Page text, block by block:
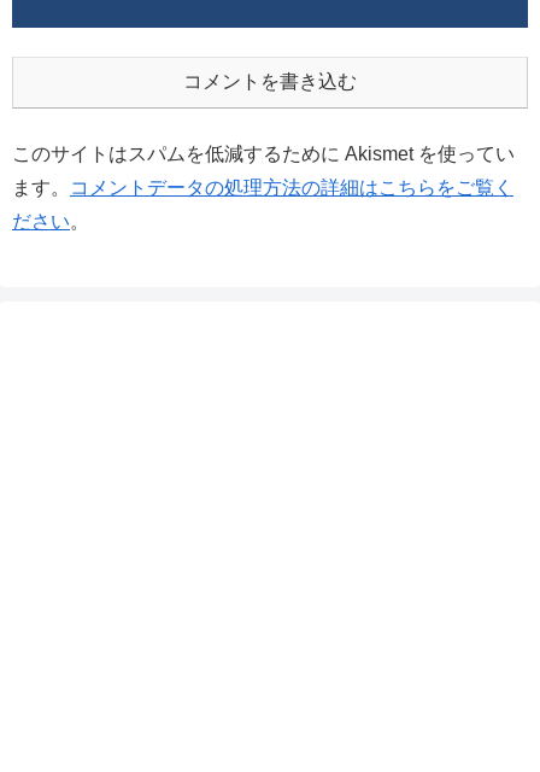
コメントを書き込む
このサイトはスパムを低減するために Akismet を使ってい
ます。
コメントデータの処理方法の詳細はこちらをご覧く
ださい。